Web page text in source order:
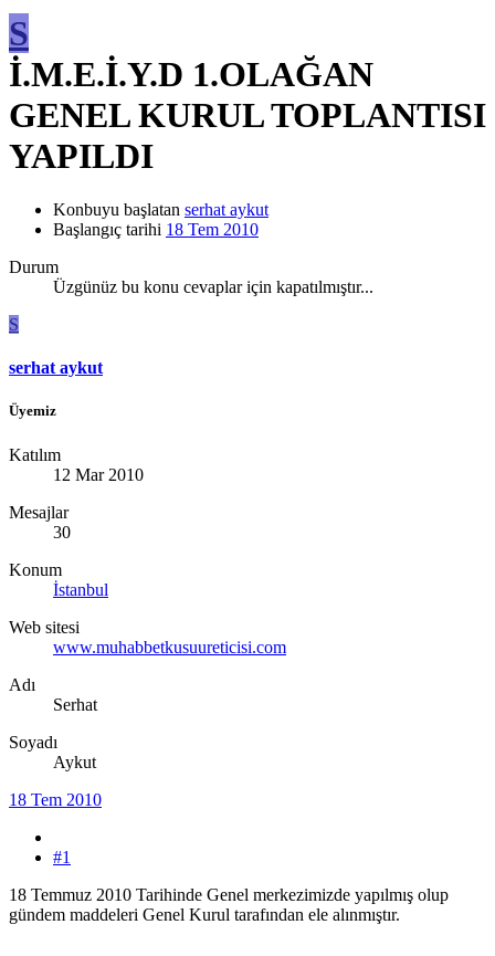
S
İ.M.E.İ.Y.D 1.OLAĞAN
GENEL KURUL TOPLANTISI
YAPILDI
Konbuyu başlatan serhat aykut
Başlangıç tarihi 18 Tem 2010
Durum
Üzgünüz bu konu cevaplar için kapatılmıştır...
S
serhat aykut
Üyemiz
Katılım
12 Mar 2010
Mesajlar
30
Konum
İstanbul
Web sitesi
www.muhabbetkusuureticisi.com
Adı
Serhat
Soyadı
Aykut
18 Tem 2010
#1
18 Temmuz 2010 Tarihinde Genel merkezimizde yapılmış olup
gündem maddeleri Genel Kurul tarafından ele alınmıştır.